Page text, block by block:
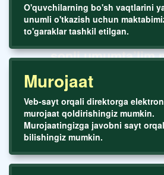
Toshkent shaxar
sonli umumta’lim
O'quvchilarning bo'sh vaqtlarini
unumli o'tkazish uchun
to'garaklar tashkil etilgan.
Murojaat
Veb-sayt orqali direktorga elektron
murojaat qoldirishingiz mumkin.
Murojaatingizga javobni sayt
bilishingiz mumkin.